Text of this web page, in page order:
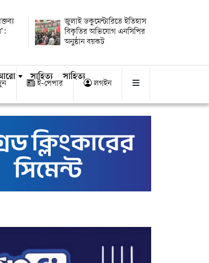
জুলাই ডকুমেন্টারিতে ইতিহাস
বিকৃতির অভিযোগ এনসিপির
অনুষ্ঠান বয়কট
সাহিত্য সাহিত্য
ই-পেপার লগইন